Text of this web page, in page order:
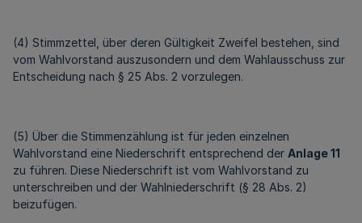
(4) Stimmzettel, über deren Gültigkeit Zweifel bestehen, sind
vom Wahlvorstand auszusondern und dem Wahlausschuss zur
Entscheidung nach § 25 Abs. 2 vorzulegen.
(5) Über die Stimmenzählung ist für jeden einzelnen
Wahlvorstand eine Niederschrift entsprechend der Anlage 11
zu führen. Diese Niederschrift ist vom Wahlvorstand zu
unterschreiben und der Wahlniederschrift (§ 28 Abs. 2)
beizufügen.